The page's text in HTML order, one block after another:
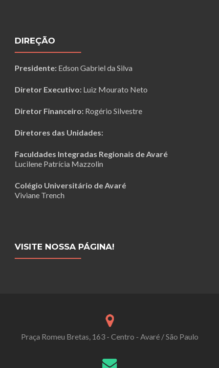
DIREÇÃO
Presidente: Edson Gabriel da Silva
Diretor Executivo: Luiz Mourato Neto
Diretor Financeiro: Rogério Silvestre
Diretores das Unidades:
Faculdades Integradas Regionais de Avaré
Lucilene Patrícia Mazzolin
Colégio Universitário de Avaré
Viviane Trench
VISITE NOSSA PÁGINA!
Praça Romeu Bretas, 163 - Centro - Avaré / São Paulo